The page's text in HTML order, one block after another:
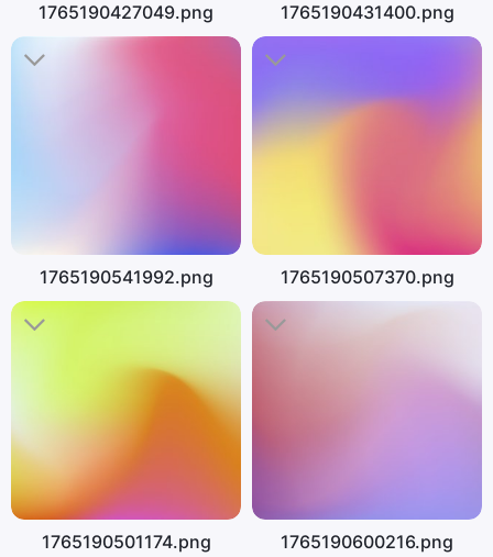
1765190427049.png 1765190431400.png
1765190541992.png 1765190507370.png
1765190501174.png 1765190600216.png